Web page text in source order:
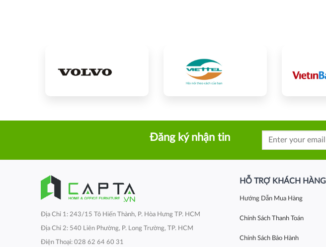
Đăng ký nhận tin
Địa Chỉ 1: 243/15 Tô Hiến Thành, P. Hòa Hưng TP. HCM
Địa Chỉ 2: 540 Liên Phường, P. Long Trường, TP. HCM
Điện Thoại: 028 62 64 60 31
HỖ TRỢ KHÁCH HÀNG
Hướng Dẫn Mua Hàng
Chính Sách Thanh Toán
Chính Sách Bảo Hành